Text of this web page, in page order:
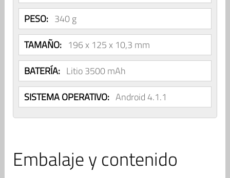
PESO: 340 g
TAMAÑO: 196 x 125 x 10,3 mm
BATERÍA: Litio 3500 mAh
SISTEMA OPERATIVO: Android 4.1.1
Embalaje y contenido